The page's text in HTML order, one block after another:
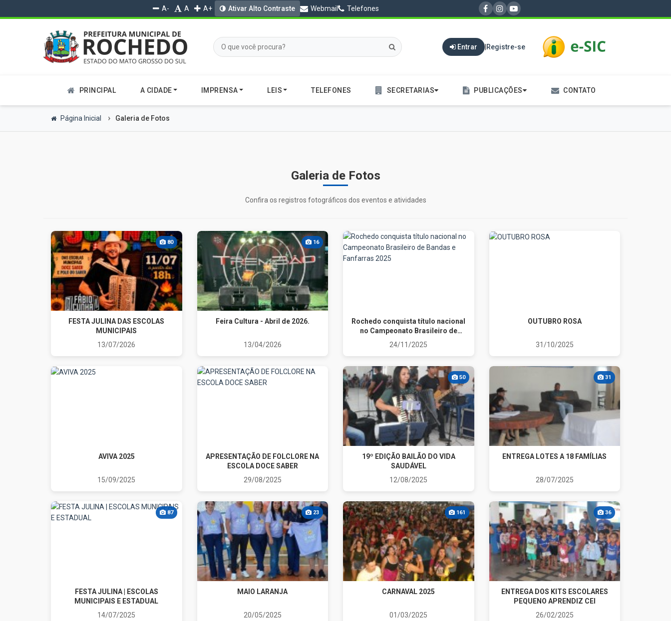
A- A A+ Ativar Alto Contraste Webmail Telefones
Entrar Registre-se
PRINCIPAL A CIDADE IMPRENSA LEIS TELEFONES SECRETARIAS PUBLICAÇÕES CONTATO
Página Inicial Galeria de Fotos
Galeria de Fotos
Confira os registros fotográficos dos eventos e atividades
80
FESTA JULINA DAS ESCOLAS
MUNICIPAIS
13/07/2026
16
Feira Cultura - Abril de 2026.
13/04/2026
Rochedo conquista título nacional
no Campeonato Brasileiro de
Bandas e Fanfarras 2025
24/11/2025
OUTUBRO ROSA
31/10/2025
AVIVA 2025
15/09/2025
APRESENTAÇÃO DE FOLCLORE NA
ESCOLA DOCE SABER
29/08/2025
50
19º EDIÇÃO BAILÃO DO VIDA
SAUDÁVEL
12/08/2025
31
ENTREGA LOTES A 18 FAMÍLIAS
28/07/2025
87
FESTA JULINA | ESCOLAS
MUNICIPAIS E ESTADUAL
14/07/2025
23
MAIO LARANJA
20/05/2025
161
CARNAVAL 2025
01/03/2025
36
ENTREGA DOS KITS ESCOLARES
PEQUENO APRENDIZ CEI
26/02/2025